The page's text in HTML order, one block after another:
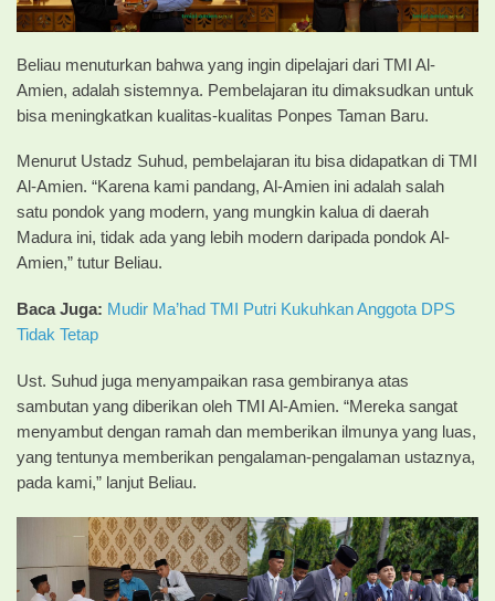
Beliau menuturkan bahwa yang ingin dipelajari dari TMI Al-
Amien, adalah sistemnya. Pembelajaran itu dimaksudkan untuk
bisa meningkatkan kualitas-kualitas Ponpes Taman Baru.
Menurut Ustadz Suhud, pembelajaran itu bisa didapatkan di TMI
Al-Amien. “Karena kami pandang, Al-Amien ini adalah salah
satu pondok yang modern, yang mungkin kalua di daerah
Madura ini, tidak ada yang lebih modern daripada pondok Al-
Amien,” tutur Beliau.
Baca Juga: Mudir Ma’had TMI Putri Kukuhkan Anggota DPS
Tidak Tetap
Ust. Suhud juga menyampaikan rasa gembiranya atas
sambutan yang diberikan oleh TMI Al-Amien. “Mereka sangat
menyambut dengan ramah dan memberikan ilmunya yang luas,
yang tentunya memberikan pengalaman-pengalaman ustaznya,
pada kami,” lanjut Beliau.